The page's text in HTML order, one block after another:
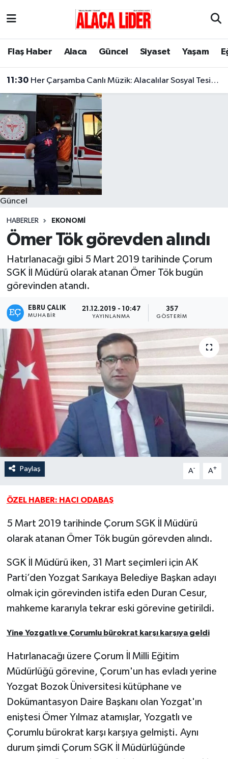
Flaş Haber Alaca Güncel Siyaset Yaşam
11:30 Her Çarşamba Canlı Müzik: Alacalılar Sosyal Tesislerde Buluşuyor!
Güncel
HABERLER EKONOMI
Ömer Tök görevden alındı
Hatırlanacağı gibi 5 Mart 2019 tarihinde Çorum
SGK İl Müdürü olarak atanan Ömer Tök bugün
görevinden atandı.
EBRU ÇALIK
MUHABIR
21.12.2019 - 10:47
YAYINLANMA
357
GÖSTERIM
Paylaş A- A+
ÖZEL HABER: HACI ODABAŞ
5 Mart 2019 tarihinde Çorum SGK İl Müdürü
olarak atanan Ömer Tök bugün görevden alındı.
SGK İl Müdürü iken, 31 Mart seçimleri için AK
Parti’den Yozgat Sarıkaya Belediye Başkan adayı
olmak için görevinden istifa eden Duran Cesur,
mahkeme kararıyla tekrar eski görevine getirildi.
Yine Yozgatlı ve Çorumlu bürokrat karşı karşıya geldi
Hatırlanacağı üzere Çorum İl Milli Eğitim
Müdürlüğü görevine, Çorum'un has evladı yerine
Yozgat Bozok Üniversitesi kütüphane ve
Dokümantasyon Daire Başkanı olan Yozgat'ın
eniştesi Ömer Yılmaz atamışlar, Yozgatlı ve
Çorumlu bürokrat karşı karşıya gelmişti. Aynı
durum şimdi Çorum SGK İl Müdürlüğünde
Çorum Nöbetçi Eczaneler
Çorum Trafik Yoğunluk Haritası
Süper Lig Puan Durumu ve Fikstür
Tüm Manşetler
Son Dakika Haberleri
Haber Arşivi